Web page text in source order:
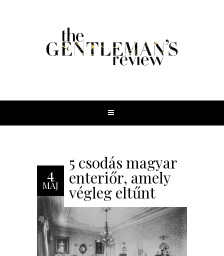
4
MÁJ
5 csodás magyar
enteriőr, amely
végleg eltűnt